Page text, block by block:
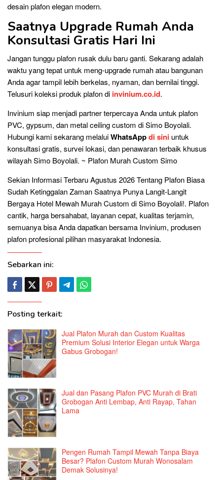
desain plafon elegan modern.
Saatnya Upgrade Rumah Anda
Konsultasi Gratis Hari Ini
Jangan tunggu plafon rusak dulu baru ganti. Sekarang adalah
waktu yang tepat untuk meng-upgrade rumah atau bangunan
Anda agar tampil lebih berkelas, nyaman, dan bernilai tinggi.
Telusuri koleksi produk plafon di invinium.co.id.
Invinium siap menjadi partner terpercaya Anda untuk plafon
PVC, gypsum, dan metal ceiling custom di Simo Boyolali.
Hubungi kami sekarang melaluiWhatsAppdi sini untuk
konsultasi gratis, survei lokasi, dan penawaran terbaik khusus
wilayah Simo Boyolali. ~ Plafon Murah Custom Simo
Sekian Informasi Terbaru Agustus 2026 Tentang Plafon Biasa
Sudah Ketinggalan Zaman Saatnya Punya Langit-Langit
Bergaya Hotel Mewah Murah Custom di Simo Boyolali!. Plafon
cantik, harga bersahabat, layanan cepat, kualitas terjamin,
semuanya bisa Anda dapatkan bersama Invinium, produsen
plafon profesional pilihan masyarakat Indonesia.
Sebarkan ini:
Posting terkait:
Jual Plafon Murah dan Custom Kualitas
Premium Solusi Interior Elegan untuk Warga
Gabus Grobogan!
Jual dan Pasang Plafon PVC Murah di Brati
Grobogan Anti Lembap, Anti Rayap, Tahan
Lama
Pengen Rumah Tampil Mewah Tanpa Biaya
Besar? Plafon Custom Murah Wonosalam
Demak Solusinya!